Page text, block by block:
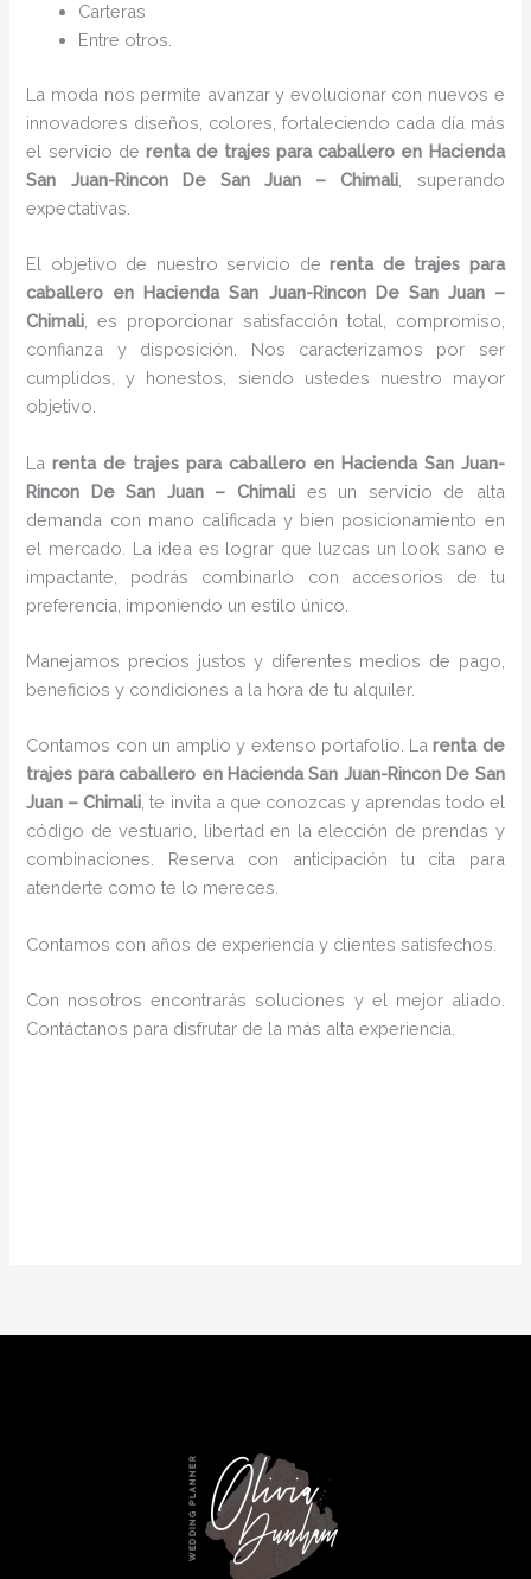
Carteras
Entre otros.
La moda nos permite avanzar y evolucionar con nuevos e
innovadores diseños, colores, fortaleciendo cada día más
el servicio de renta de trajes para caballero en Hacienda
San Juan-Rincon De San Juan – Chimali , superando
expectativas.
El objetivo de nuestro servicio derenta de trajes para
caballero en Hacienda San Juan-Rincon De San Juan –
Chimali, es proporcionar satisfacción total, compromiso,
confianza y disposición. Nos caracterizamos por ser
cumplidos, y honestos, siendo ustedes nuestro mayor
objetivo.
Larenta de trajes para caballero en Hacienda San Juan-
Rincon De San Juan – Chimali es un servicio de alta
demanda con mano calificada y bien posicionamiento en
el mercado. La idea es lograr que luzcas un look sano e
impactante, podrás combinarlo con accesorios de tu
preferencia, imponiendo un estilo único.
Manejamos precios justos y diferentes medios de pago,
beneficios y condiciones a la hora de tu alquiler.
Contamos con un amplio y extenso portafolio. Larenta de
trajes para caballero en Hacienda San Juan-Rincon De San
Juan – Chimali, te invita a que conozcas y aprendas todo el
código de vestuario, libertad en la elección de prendas y
combinaciones. Reserva con anticipación tu cita para
atenderte como te lo mereces.
Contamos con años de experiencia y clientes satisfechos.
Con nosotros encontrarás soluciones y el mejor aliado.
Contáctanos para disfrutar de la más alta experiencia.